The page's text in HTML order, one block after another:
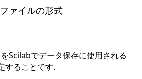
ァイルの形式
Scilabでデータ保存に使用される
することです.